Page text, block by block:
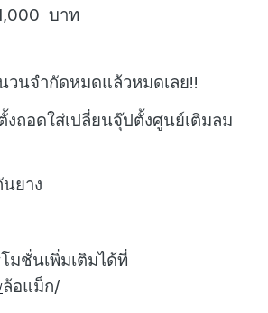
บาท
นจำกัดหมดแล้วหมดเลย!!
ถอดใส่เปลี่ยนจุ๊ปตั้งศูนย์เติมลม
ยาง
มชั่นเพิ่มเติมได้ที่
ล้อแม็ก/